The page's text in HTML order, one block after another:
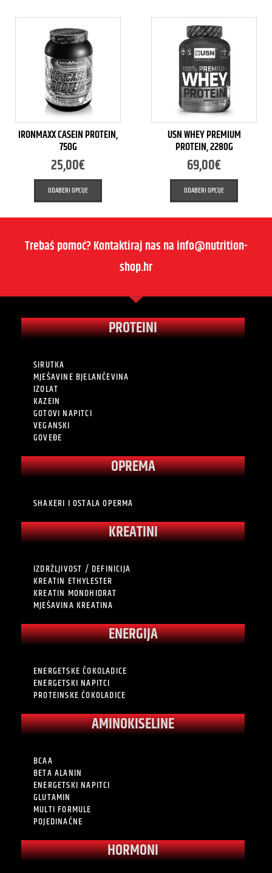
IRONMAXX CASEIN PROTEIN,
750G
25,00€
ODABERI OPCIJE
USN WHEY PREMIUM
PROTEIN, 2280G
69,00€
ODABERI OPCIJE
Trebaš pomoć? Kontaktiraj nas na info@nutrition-
shop.hr
PROTEINI
SIRUTKA
MJEŠAVINE BJELANČEVINA
IZOLAT
KAZEIN
GOTOVI NAPITCI
VEGANSKI
GOVEĐE
OPREMA
SHAKERI I OSTALA OPERMA
KREATINI
IZDRŽLJIVOST / DEFINICIJA
KREATIN ETHYLESTER
KREATIN MONOHIDRAT
MJEŠAVINA KREATINA
ENERGIJA
ENERGETSKE ČOKOLADICE
ENERGETSKI NAPITCI
PROTEINSKE ČOKOLADICE
AMINOKISELINE
BCAA
BETA ALANIN
ENERGETSKI NAPITCI
GLUTAMIN
MULTI FORMULE
POJEDINAČNE
HORMONI